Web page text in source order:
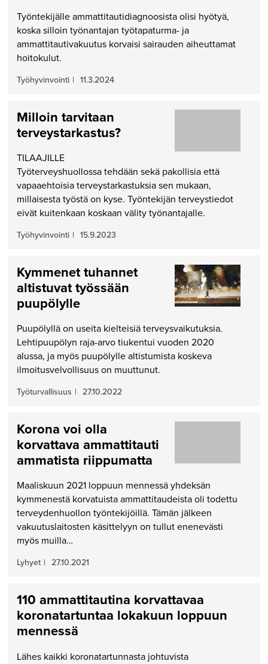
Työntekijälle ammattitautidiagnoosista olisi hyötyä,
koska silloin työnantajan työtapaturma- ja
ammattitautivakuutus korvaisi sairauden aiheuttamat
hoitokulut.
Työhyvinvointi | 11.3.2024
Milloin tarvitaan
terveystarkastus?
TILAAJILLE
Työterveyshuollossa tehdään sekä pakollisia että
vapaaehtoisia terveystarkastuksia sen mukaan,
millaisesta työstä on kyse. Työntekijän terveystiedot
eivät kuitenkaan koskaan välity työnantajalle.
Työhyvinvointi | 15.9.2023
Kymmenet tuhannet
altistuvat työssään
puupölylle
Puupölyllä on useita kielteisiä terveysvaikutuksia.
Lehtipuupölyn raja-arvo tiukentui vuoden 2020
alussa, ja myös puupölylle altistumista koskeva
ilmoitusvelvollisuus on muuttunut.
Työturvallisuus | 27.10.2022
Korona voi olla
korvattava ammattitauti
ammatista riippumatta
Maaliskuun 2021 loppuun mennessä yhdeksän
kymmenestä korvatuista ammattitaudeista oli todettu
terveydenhuollon työntekijöillä. Tämän jälkeen
vakuutuslaitosten käsittelyyn on tullut enenevästi
myös muilla…
Lyhyet | 27.10.2021
110 ammatti­tautina korvattavaa
korona­tartuntaa lokakuun loppuun
mennessä
Lähes kaikki koronatartunnasta johtuvista